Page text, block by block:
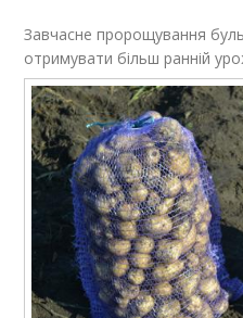
Завчасне пророщування
отримувати більш ранній